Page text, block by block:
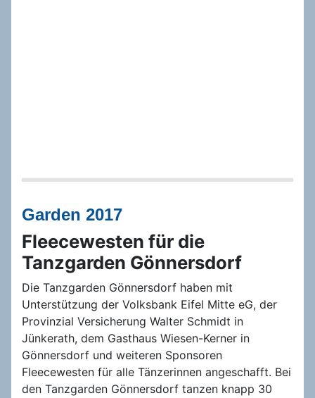
Garden 2017
Fleecewesten für die
Tanzgarden Gönnersdorf
Die Tanzgarden Gönnersdorf haben mit
Unterstützung der Volksbank Eifel Mitte eG, der
Provinzial Versicherung Walter Schmidt in
Jünkerath, dem Gasthaus Wiesen-Kerner in
Gönnersdorf und weiteren Sponsoren
Fleecewesten für alle Tänzerinnen angeschafft. Bei
den Tanzgarden Gönnersdorf tanzen knapp 30